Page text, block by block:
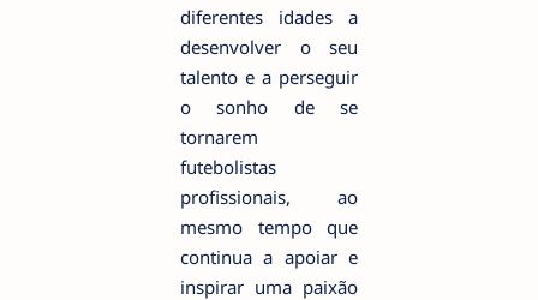
diferentes idades a
desenvolver o seu
talento e a perseguir
o sonho de se
tornarem
futebolistas
profissionais, ao
mesmo tempo que
continua a apoiar e
inspirar uma paixão